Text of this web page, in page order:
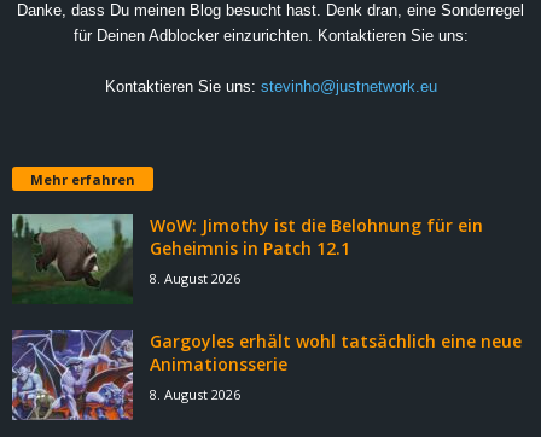
Danke, dass Du meinen Blog besucht hast. Denk dran, eine Sonderregel
für Deinen Adblocker einzurichten. Kontaktieren Sie uns:
Kontaktieren Sie uns: stevinho@justnetwork.eu
Mehr erfahren
WoW: Jimothy ist die Belohnung für ein
Geheimnis in Patch 12.1
8. August 2026
Gargoyles erhält wohl tatsächlich eine neue
Animationsserie
8. August 2026